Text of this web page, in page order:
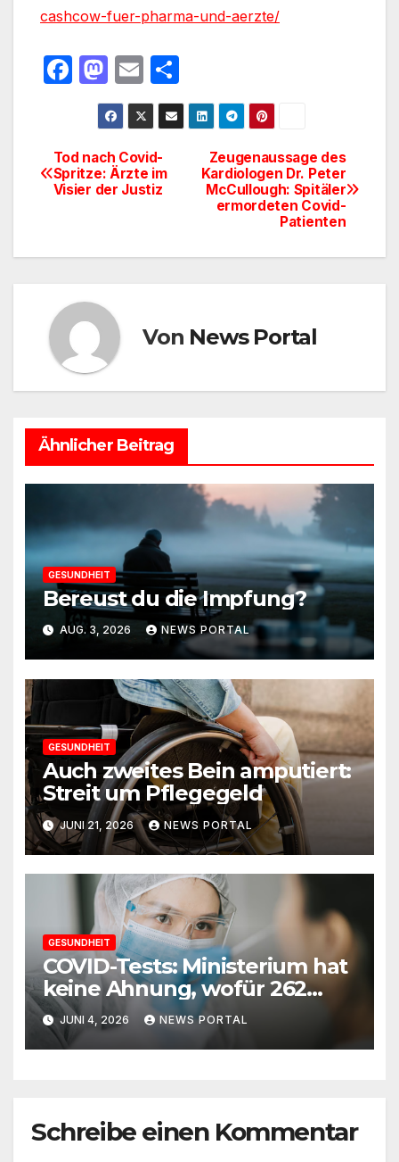
cashcow-fuer-pharma-und-aerzte/
F
e
b
k
M
a
st
o
d
E
m
ail
ei
le
Beitragsnavigation
Zeugenaussage des
Kardiologen Dr. Peter
McCullough: Spitäler
ermordeten Covid-
Patienten
Tod nach Covid-
Spritze: Ärzte im
Visier der Justiz
Von News Portal
Ähnlicher Beitrag
GESUNDHEIT
Bereust du die Impfung?
AUG. 3, 2026 NEWS PORTAL
GESUNDHEIT
Auch zweites Bein amputiert:
Streit um Pflegegeld
JUNI 21, 2026 NEWS PORTAL
GESUNDHEIT
COVID-Tests: Ministerium hat
keine Ahnung, wofür 262
Millionen ausgegeben
wurden
JUNI 4, 2026 NEWS PORTAL
Schreibe einen Kommentar